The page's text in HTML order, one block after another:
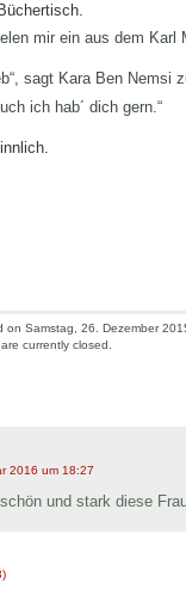
mir ein aus dem Karl
sagt Kara Ben Nemsi
ich hab´ dich gern.“
on Samstag, 26. Dezember
currently closed.
2016 um 18:27
und stark diese